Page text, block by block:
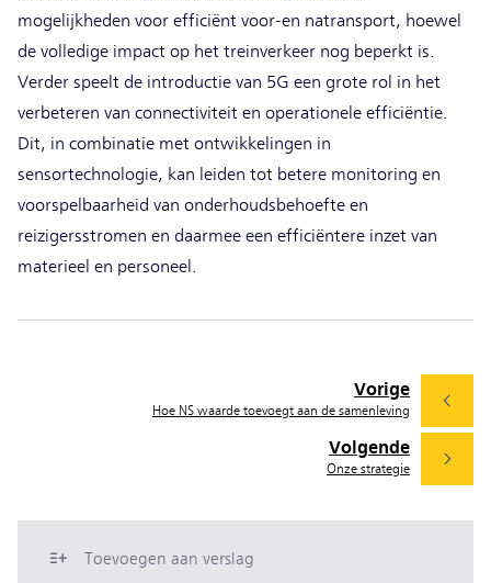
mogelijkheden voor efficiënt voor-en natransport, hoewel
de volledige impact op het treinverkeer nog beperkt is.
Verder speelt de introductie van 5G een grote rol in het
verbeteren van connectiviteit en operationele efficiëntie.
Dit, in combinatie met ontwikkelingen in
sensortechnologie, kan leiden tot betere monitoring en
voorspelbaarheid van onderhoudsbehoefte en
reizigersstromen en daarmee een efficiëntere inzet van
materieel en personeel.
Volgende
Onze strategie
Vorige
Hoe NS waarde toevoegt aan de samenleving
Toevoegen aan verslag